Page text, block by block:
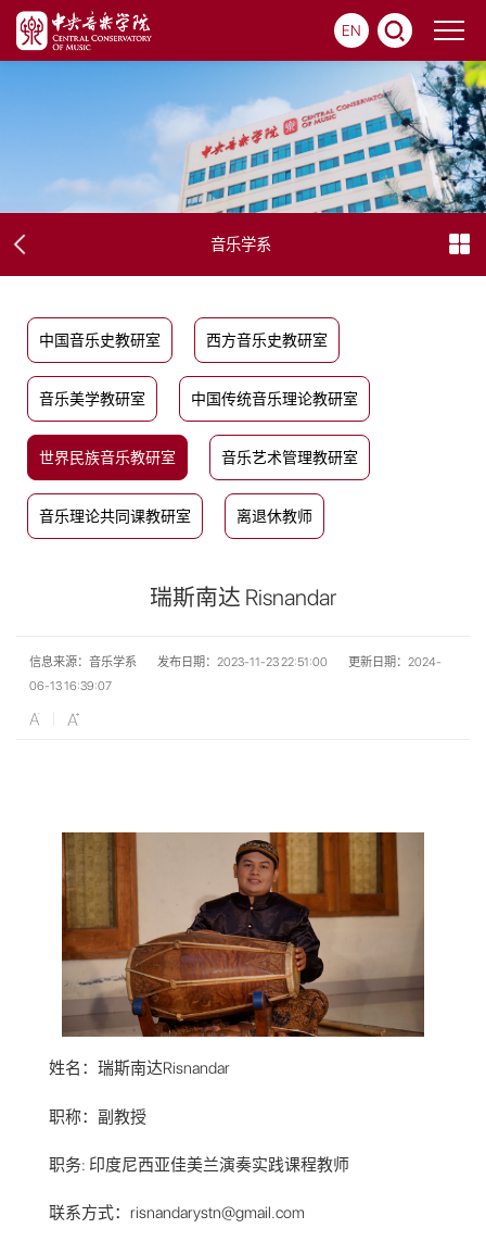
EN
音乐学系
中国音乐史教研室 西方音乐史教研室
音乐美学教研室 中国传统音乐理论教研室
世界民族音乐教研室 音乐艺术管理教研室
音乐理论共同课教研室 离退休教师
瑞斯南达 Risnandar
信息来源：音乐学系 发布日期：2023-11-23 22:51:00
更新日期：2024-
06-13 16:39:07
姓名：瑞斯南达Risnandar
职称：副教授
职务: 印度尼西亚佳美兰演奏实践课程教师
联系方式：risnandarystn@gmail.com